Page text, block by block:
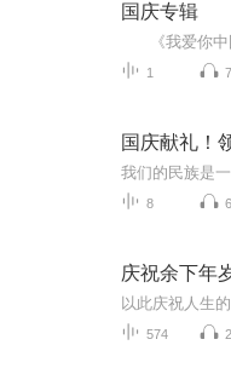
国庆专辑
1
国庆献礼！
8
庆祝余下年
574